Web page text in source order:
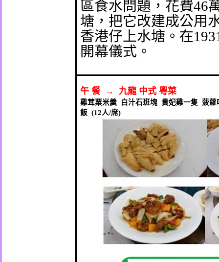
區食水問題，花費46
塘，把它改建成公用
香港仔上水塘。在
開幕儀式。
午 餐 → 九龍 中式 粵菜
雞茸粟米羹 白汁石班塊 貴妃雞一隻 菠蘿
飯 (12人/席)